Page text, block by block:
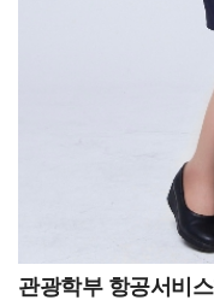
선한 영향력을 제공하
응원하겠습니다. 다양
만나뵈었으면 좋겠습
타시면서 기내에서
하면서 힘드신 점은
지 얼마 안 된 회사고
회사입니다. 항공사
물어본다면 시니어리
생각하는데요. 일단
없는 편입니다. 자유
게 있으면 확실히 물
있습니다. 그리고 스
개인 시간도 자유롭게
관광학부 항공서비